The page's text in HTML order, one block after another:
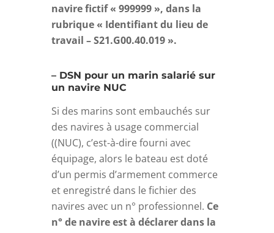
navire fictif « 999999 », dans la
rubrique « Identifiant du lieu de
travail – S21.G00.40.019 ».
– DSN pour un marin salarié sur
un navire NUC
Si des marins sont embauchés sur
des navires à usage commercial
((NUC), c’est-à-dire fourni avec
équipage, alors le bateau est doté
d’un permis d’armement commerce
et enregistré dans le fichier des
navires avec un n° professionnel. Ce
n° de navire est à déclarer dans la